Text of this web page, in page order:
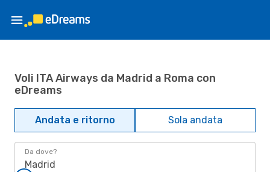
Voli ITA Airways da Madrid a Roma con
eDreams
Andata e ritorno Sola andata
Da dove?
Madrid